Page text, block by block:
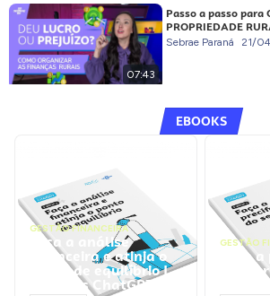
07:43
Passo a passo para
PROPRIEDADE
Sebrae Paraná 21/
EBOOKS
GESTÃO FINANCEIRA
Faça a análise
financeira e atinja o
ponto de equilíbrio |
Prompts ChatGPT
GESTÃO
Faça
seu